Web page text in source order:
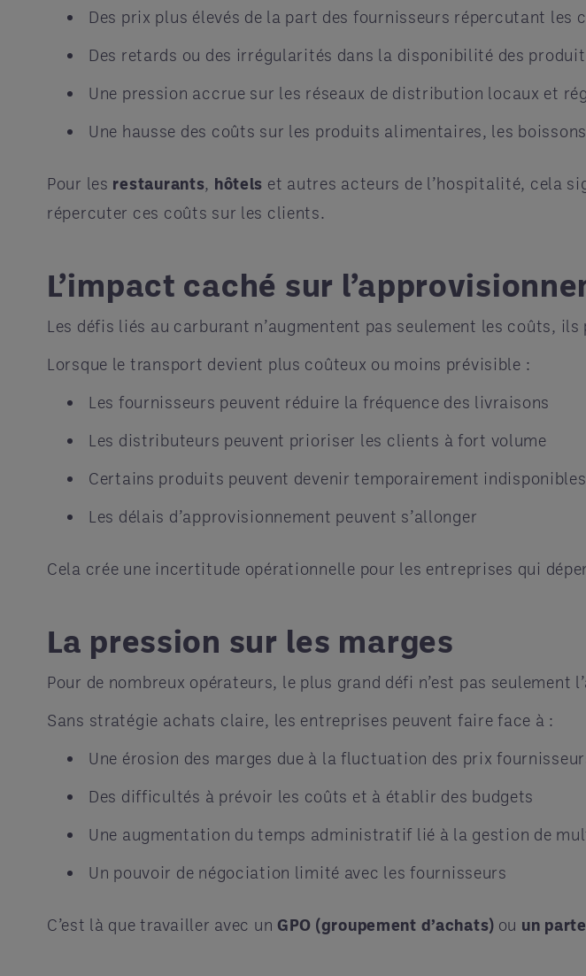
Des prix plus élevés de la part des fournisseurs répercutant les
Des retards ou des irrégularités dans la disponibilité des
Une pression accrue sur les réseaux de distribution locaux et
Une hausse des coûts sur les produits alimentaires, les
Pour les restaurants, hôtels et autres acteurs de l’hospitalité, cela
répercuter ces coûts sur les clients.
L’impact caché sur
Les défis liés au carburant n’augmentent pas seulement les coûts,
Lorsque le transport devient plus coûteux ou moins prévisible :
Les fournisseurs peuvent réduire la fréquence des livraisons
Les distributeurs peuvent prioriser les clients à fort volume
Certains produits peuvent devenir temporairement indisponibles
Les délais d’approvisionnement peuvent s’allonger
Cela crée une incertitude opérationnelle pour les entreprises qui
La pression sur les marges
Pour de nombreux opérateurs, le plus grand défi n’est pas
Sans stratégie achats claire, les entreprises peuvent faire face à :
Une érosion des marges due à la fluctuation des prix
Des difficultés à prévoir les coûts et à établir des budgets
Une augmentation du temps administratif lié à la gestion de
Un pouvoir de négociation limité avec les fournisseurs
C’est là que travailler avec unGPO (groupement d’achats) ou un